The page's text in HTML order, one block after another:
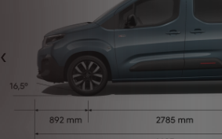
Předchozí